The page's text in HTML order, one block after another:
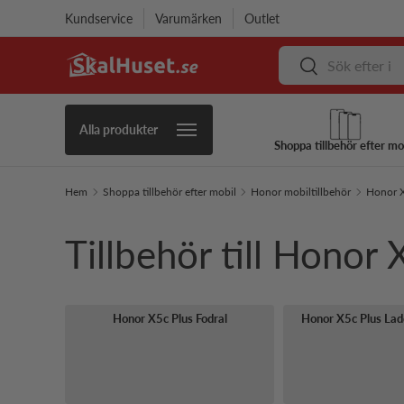
Kundservice Varumärken Outlet
Sök Sök
Alla produkter
Shoppa tillbehör efter
Hem Shoppa tillbehör efter mobil Honor mobiltillbehör Honor
Tillbehör till Honor
Honor X5c Plus Fodral Honor X5c Plus